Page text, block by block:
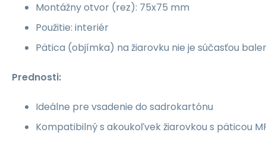
Montážny otvor (rez): 75x75 mm
Použitie: interiér
Pätica (objímka) na žiarovku nie je súčasťou
Prednosti:
Ideálne pre vsadenie do sadrokartónu
Kompatibilný s akoukoľvek žiarovkou s päticou